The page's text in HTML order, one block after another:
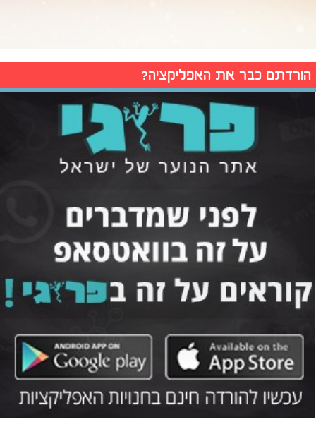
הורדתם כבר את האפליקציה?